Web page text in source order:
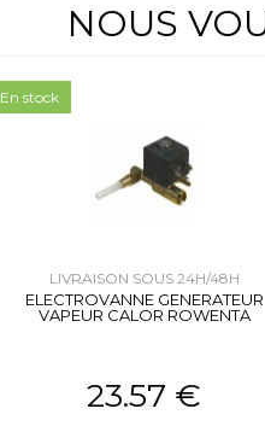
NOUS
LIVRAISON SOUS 24H/48H
ELECTROVANNE GENERATEUR
VAPEUR CALOR ROWENTA
23.57 €
En stock